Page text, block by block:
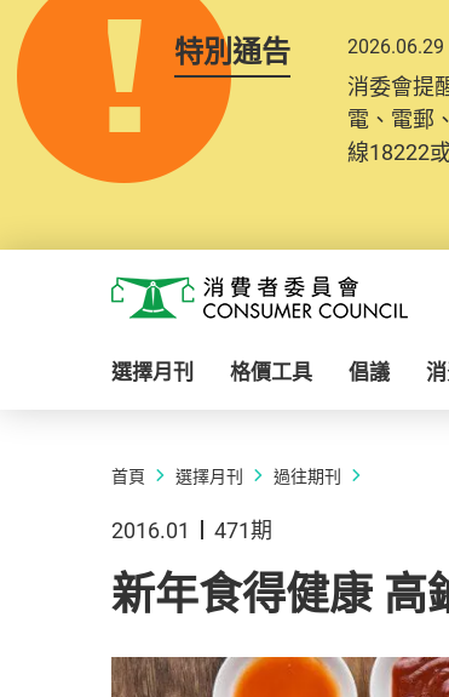
特別通告 2026.06.29
消委會提
電、電郵
線18222
消費者委員會
選擇月刊 格價工具 倡議
首頁 選擇月刊 過往期刊
2016.01 471期
新年食得健康 高